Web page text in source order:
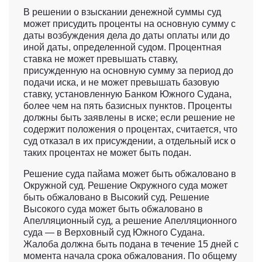
В решении о взыскании денежной суммы суд
может присудить проценты на основную сумму с
даты возбуждения дела до даты оплаты или до
иной даты, определенной судом. Процентная
ставка не может превышать ставку,
присужденную на основную сумму за период до
подачи иска, и не может превышать базовую
ставку, установленную Банком Южного Судана,
более чем на пять базисных пунктов. Проценты
должны быть заявлены в иске; если решение не
содержит положения о процентах, считается, что
суд отказал в их присуждении, а отдельный иск о
таких процентах не может быть подан.
Решение суда пайама может быть обжаловано в
Окружной суд. Решение Окружного суда может
быть обжаловано в Высокий суд. Решение
Высокого суда может быть обжаловано в
Апелляционный суд, а решение Апелляционного
суда — в Верховный суд Южного Судана.
Жалоба должна быть подана в течение 15 дней с
момента начала срока обжалования. По общему